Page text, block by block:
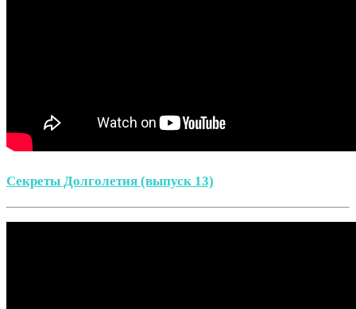
Секреты Долголетия (выпуск 13)